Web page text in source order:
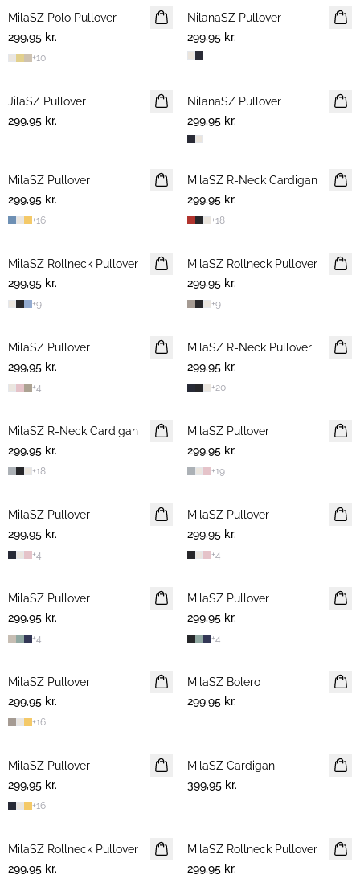
2 FOR 500 DKK
MilaSZ Polo Pullover
299,95 kr.
+10
NYHED
NilanaSZ Pullover
299,95 kr.
NYHED
2 FOR 500 DKK
JilaSZ Pullover
299,95 kr.
NYHED
NilanaSZ Pullover
299,95 kr.
NYHED
2 FOR 500 DKK
MilaSZ Pullover
299,95 kr.
+16
NYHED
2 FOR 500 DKK
MilaSZ R-Neck Cardigan
299,95 kr.
+18
2 FOR 500 DKK
MilaSZ Rollneck Pullover
299,95 kr.
+9
2 FOR 500 DKK
MilaSZ Rollneck Pullover
299,95 kr.
+9
2 FOR 500 DKK
MilaSZ Pullover
299,95 kr.
+4
2 FOR 500 DKK
MilaSZ R-Neck Pullover
299,95 kr.
+20
2 FOR 500 DKK
MilaSZ R-Neck Cardigan
299,95 kr.
+18
2 FOR 500 DKK
MilaSZ Pullover
299,95 kr.
+19
2 FOR 500 DKK
MilaSZ Pullover
299,95 kr.
+4
2 FOR 500 DKK
MilaSZ Pullover
299,95 kr.
+4
2 FOR 500 DKK
MilaSZ Pullover
299,95 kr.
+4
2 FOR 500 DKK
MilaSZ Pullover
299,95 kr.
+4
2 FOR 500 DKK
MilaSZ Pullover
299,95 kr.
+16
MilaSZ Bolero
299,95 kr.
2 FOR 500 DKK
MilaSZ Pullover
299,95 kr.
+16
MilaSZ Cardigan
399,95 kr.
NYHED
MilaSZ Rollneck Pullover
299,95 kr.
NYHED
MilaSZ Rollneck Pullover
299,95 kr.